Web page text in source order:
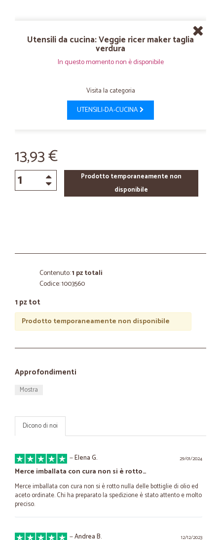
Utensili da cucina: Veggie ricer maker taglia
verdura
In questo momento non è disponibile
Visita la categoria
UTENSILI-DA-CUCINA
13,93 €
Prodotto temporaneamente non
disponibile
Contenuto:1 pz totali
Codice: 1003560
1 pz tot
Prodotto temporaneamente non disponibile
Approfondimenti
Mostra
Dicono di noi
29/01/2024
—Elena G.
Merce imballata con cura non si è rotto…
Merce imballata con cura non si è rotto nulla delle bottiglie di olio ed
aceto ordinate. Chi ha preparato la spedizione è stato attento e molto
preciso.
12/12/2023
—Andrea B.